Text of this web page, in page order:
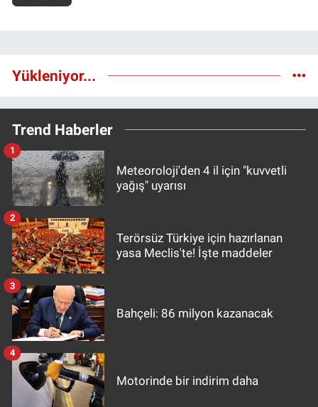
Yükleniyor...
Trend Haberler
Meteoroloji'den 4 il için "kuvvetli
yağış" uyarısı
1
Terörsüz Türkiye için hazırlanan
yasa Meclis'te! İşte maddeler
2
Bahçeli: 86 milyon kazanacak
3
Motorinde bir indirim daha
4